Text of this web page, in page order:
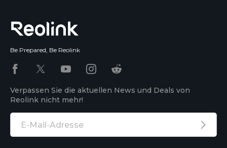
Be Prepared, Be Reolink
Verpassen Sie die aktuellen News und Deals von
Reolink nicht mehr!